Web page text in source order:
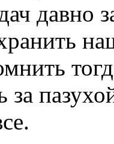
давно
за